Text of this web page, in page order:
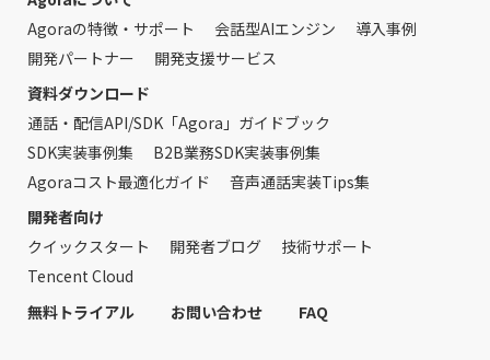
Agoraの特徴・サポート
会話型AIエンジン
導入事例
開発パートナー
開発支援サービス
資料ダウンロード
通話・配信API/SDK「Agora」ガイドブック
SDK実装事例集
B2B業務SDK実装事例集
Agoraコスト最適化ガイド
音声通話実装Tips集
開発者向け
クイックスタート
開発者ブログ
技術サポート
Tencent Cloud
無料トライアル
お問い合わせ FAQ